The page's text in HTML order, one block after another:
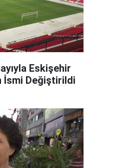
Eskişehir
İsmi Değiştirildi